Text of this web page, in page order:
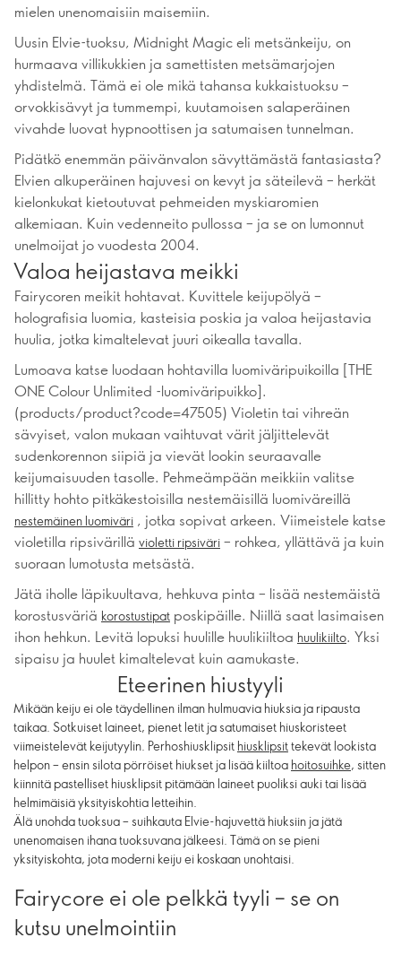
mielen unenomaisiin maisemiin.
Uusin Elvie-tuoksu, Midnight Magic eli metsänkeiju, on
hurmaava villikukkien ja samettisten metsämarjojen
yhdistelmä. Tämä ei ole mikä tahansa kukkaistuoksu –
orvokkisävyt ja tummempi, kuutamoisen salaperäinen
vivahde luovat hypnoottisen ja satumaisen tunnelman.
Pidätkö enemmän päivänvalon sävyttämästä fantasiasta?
Elvien alkuperäinen hajuvesi on kevyt ja säteilevä – herkät
kielonkukat kietoutuvat pehmeiden myskiaromien
alkemiaan. Kuin vedenneito pullossa – ja se on lumonnut
unelmoijat jo vuodesta 2004.
Valoa heijastava meikki
Fairycoren meikit hohtavat. Kuvittele keijupölyä –
holografisia luomia, kasteisia poskia ja valoa heijastavia
huulia, jotka kimaltelevat juuri oikealla tavalla.
Lumoava katse luodaan hohtavilla luomiväripuikoilla [THE
ONE Colour Unlimited -luomiväripuikko].
(products/product?code=47505) Violetin tai vihreän
sävyiset, valon mukaan vaihtuvat värit jäljittelevät
sudenkorennon siipiä ja vievät lookin seuraavalle
keijumaisuuden tasolle. Pehmeämpään meikkiin valitse
hillitty hohto pitkäkestoisilla nestemäisillä luomiväreillä
nestemäinen luomiväri , jotka sopivat arkeen. Viimeistele katse
violetilla ripsivärillä violetti ripsiväri – rohkea, yllättävä ja kuin
suoraan lumotusta metsästä.
Jätä iholle läpikuultava, hehkuva pinta – lisää nestemäistä
korostusväriä korostustipat poskipäille. Niillä saat lasimaisen
ihon hehkun. Levitä lopuksi huulille huulikiiltoa huulikiilto. Yksi
sipaisu ja huulet kimaltelevat kuin aamukaste.
Eteerinen hiustyyli
Mikään keiju ei ole täydellinen ilman hulmuavia hiuksia ja ripausta
taikaa. Sotkuiset laineet, pienet letit ja satumaiset hiuskoristeet
viimeistelevät keijutyylin. Perhoshiusklipsit hiusklipsittekevät lookista
helpon – ensin silota pörröiset hiukset ja lisää kiiltoa hoitosuihke, sitten
kiinnitä pastelliset hiusklipsit pitämään laineet puoliksi auki tai lisää
helmimäisiä yksityiskohtia letteihin.
Älä unohda tuoksua – suihkauta Elvie-hajuvettä hiuksiin ja jätä
unenomaisen ihana tuoksuvana jälkeesi. Tämä on se pieni
yksityiskohta, jota moderni keiju ei koskaan unohtaisi.
Fairycore ei ole pelkkä tyyli – se on
kutsu unelmointiin